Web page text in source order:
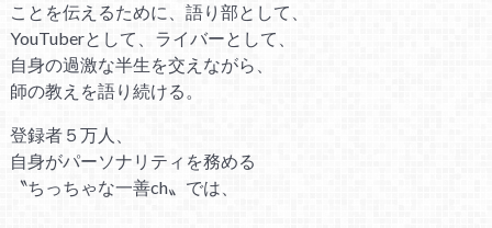
ことを伝えるために、語り部として、
YouTuberとして、ライバーとして、
自身の過激な半生を交えながら、
師の教えを語り続ける。
登録者５万人、
自身がパーソナリティを務める
〝ちっちゃな一善ch〟では、